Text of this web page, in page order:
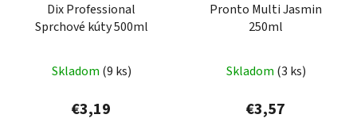
Dix Professional
Sprchové kúty 500ml
Skladom (9 ks)
€3,19
Pronto Multi Jasmin
250ml
Skladom (3 ks)
€3,57